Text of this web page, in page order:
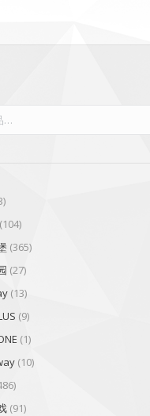
(104)
(365)
(27)
(13)
(9)
(1)
(10)
(91)